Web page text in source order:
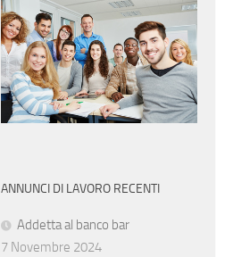
ANNUNCI DI LAVORO RECENTI
Addetta al banco bar
7 Novembre 2024